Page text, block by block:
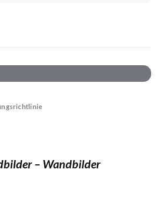
– Wandbilder